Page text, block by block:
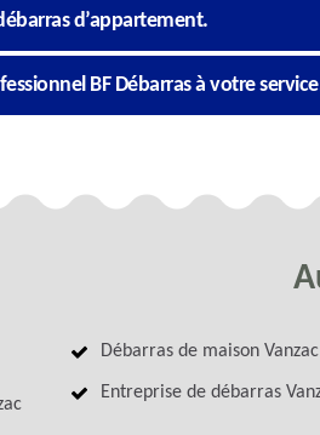
d’appartement.
BF Débarras à votre
Débarras de maison Vanzac
Entreprise de débarras